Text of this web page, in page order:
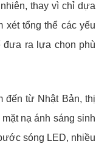
thay vì chỉ dựa
xét tổng thể các yếu
đưa ra lựa chọn phù
đến từ Nhật Bản, thị
nạ ánh sáng sinh
sóng LED, nhiều